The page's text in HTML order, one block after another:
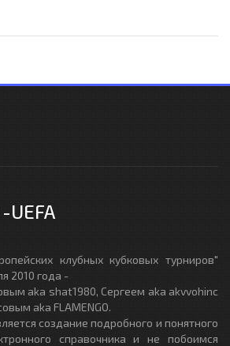
-UEFA
клубных кубковых турниров"
2010 года -
aka shat1980, Сергеем aka akvvohinc
aka FLAMENGO.
создание подробного и понятного
справочника и не побоимся